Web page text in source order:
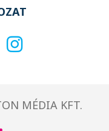
MÉDIA KFT.